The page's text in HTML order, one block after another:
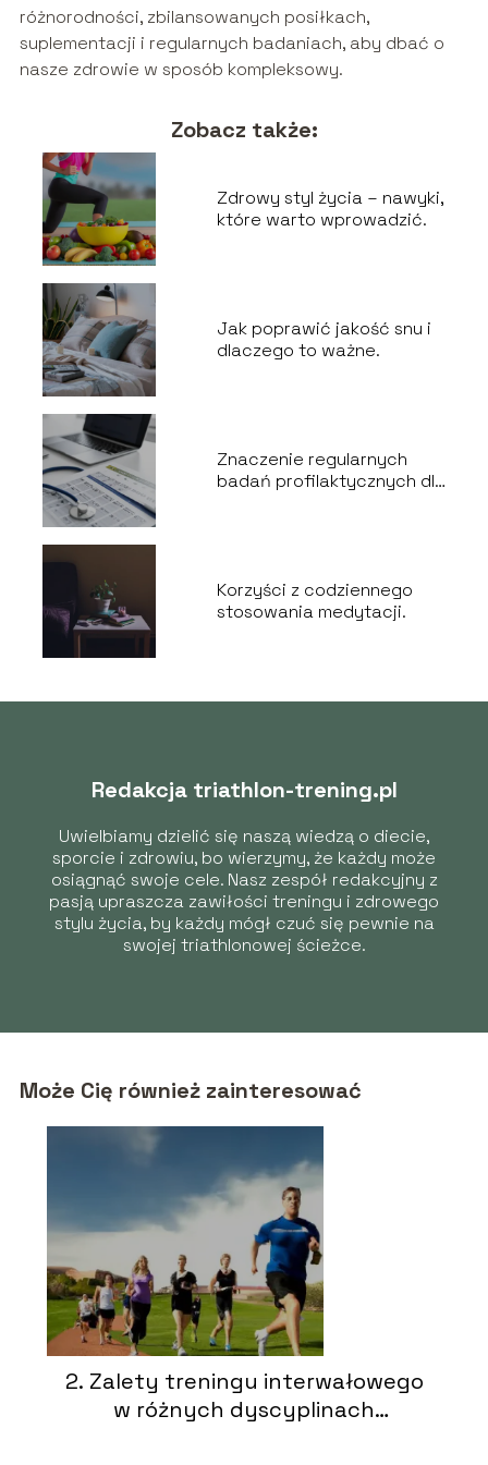
różnorodności, zbilansowanych posiłkach,
suplementacji i regularnych badaniach, aby dbać o
nasze zdrowie w sposób kompleksowy.
Zobacz także:
Zdrowy styl życia – nawyki,
które warto wprowadzić.
Jak poprawić jakość snu i
dlaczego to ważne.
Znaczenie regularnych
badań profilaktycznych dla
Korzyści z codziennego
stosowania medytacji.
Redakcja triathlon-trening.pl
Uwielbiamy dzielić się naszą wiedzą o diecie,
sporcie i zdrowiu, bo wierzymy, że każdy może
osiągnąć swoje cele. Nasz zespół redakcyjny z
pasją upraszcza zawiłości treningu i zdrowego
stylu życia, by każdy mógł czuć się pewnie na
swojej triathlonowej ścieżce.
Może Cię również zainteresować
2. Zalety treningu interwałowego
w różnych dyscyplinach